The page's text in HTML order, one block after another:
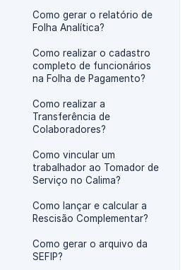
Como gerar o relatório de
Folha Analítica?
Como realizar o cadastro
completo de funcionários
na Folha de Pagamento?
Como realizar a
Transferência de
Colaboradores?
Como vincular um
trabalhador ao Tomador de
Serviço no Calima?
Como lançar e calcular a
Rescisão Complementar?
Como gerar o arquivo da
SEFIP?